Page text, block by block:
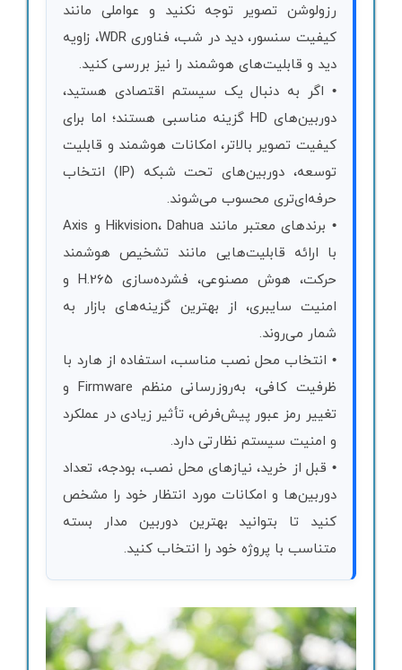
رزولوشن تصویر توجه نکنید و عواملی مانند
کیفیت سنسور، دید در شب، فناوری WDR، زاویه
دید و قابلیت‌های هوشمند را نیز بررسی کنید.
• اگر به دنبال یک سیستم اقتصادی هستید،
دوربین‌های HD گزینه مناسبی هستند؛ اما برای
کیفیت تصویر بالاتر، امکانات هوشمند و قابلیت
توسعه، دوربین‌های تحت شبکه (IP) انتخاب
حرفه‌ای‌تری محسوب می‌شوند.
• برندهای معتبر مانند Hikvision، Dahua و Axis
با ارائه قابلیت‌هایی مانند تشخیص هوشمند
حرکت، هوش مصنوعی، فشرده‌سازی H.265 و
امنیت سایبری، از بهترین گزینه‌های بازار به
شمار می‌روند.
• انتخاب محل نصب مناسب، استفاده از هارد با
ظرفیت کافی، به‌روزرسانی منظم Firmware و
تغییر رمز عبور پیش‌فرض، تأثیر زیادی در عملکرد
و امنیت سیستم نظارتی دارد.
• قبل از خرید، نیازهای محل نصب، بودجه، تعداد
دوربین‌ها و امکانات مورد انتظار خود را مشخص
کنید تا بتوانید بهترین دوربین مدار بسته
متناسب با پروژه خود را انتخاب کنید.